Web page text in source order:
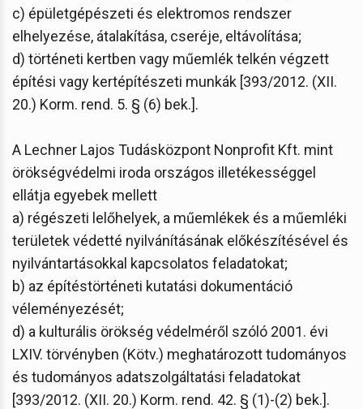
c) épületgépészeti és elektromos rendszer
elhelyezése, átalakítása, cseréje, eltávolítása;
d) történeti kertben vagy műemlék telkén végzett
építési vagy kertépítészeti munkák [393/2012. (XII.
20.) Korm. rend. 5. § (6) bek.].
A Lechner Lajos Tudásközpont Nonprofit Kft. mint
örökségvédelmi iroda országos illetékességgel
ellátja egyebek mellett
a) régészeti lelőhelyek, a műemlékek és a műemléki
területek védetté nyilvánításának előkészítésével és
nyilvántartásokkal kapcsolatos feladatokat;
b) az építéstörténeti kutatási dokumentáció
véleményezését;
d) a kulturális örökség védelméről szóló 2001. évi
LXIV. törvényben (Kötv.) meghatározott tudományos
és tudományos adatszolgáltatási feladatokat
[393/2012. (XII. 20.) Korm. rend. 42. § (1)-(2) bek.].